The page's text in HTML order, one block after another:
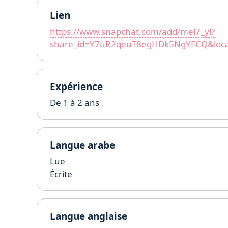
Lien
https://www.snapchat.com/add/mel7_yl?
Expérience
De 1 à 2 ans
Langue arabe
Lue
Écrite
Langue anglaise